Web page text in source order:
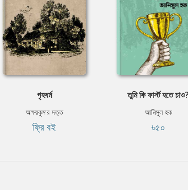
গৃহধর্ম
অক্ষয়কুমার দত্ত
ফ্রি বই
তুমি কি ফার্স্ট হতে চাও?
আনিসুল হক
৳৫০